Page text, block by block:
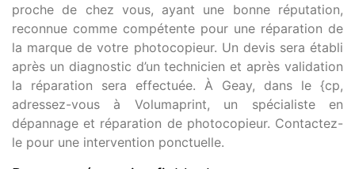
proche de chez vous, ayant une bonne réputation,
reconnue comme compétente pour une réparation de
la marque de votre photocopieur. Un devis sera établi
après un diagnostic d’un technicien et après validation
la réparation sera effectuée. À Geay, dans le {cp,
adressez-vous à Volumaprint, un spécialiste en
dépannage et réparation de photocopieur. Contactez-
le pour une intervention ponctuelle.